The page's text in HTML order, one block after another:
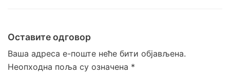
Naxos
Patmos
Оставите одговор
Ваша адреса е-поште неће бити објављена.
Неопходна поља су означена *